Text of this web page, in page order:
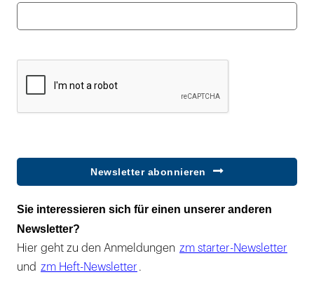
Newsletter abonnieren
Sie interessieren sich für einen unserer anderen
Newsletter?
Hier geht zu den Anmeldungen zm starter-Newsletter
und zm Heft-Newsletter .